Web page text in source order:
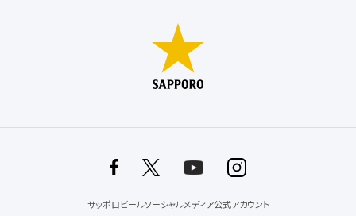
サッポロビールソーシャルメディア公式アカウント